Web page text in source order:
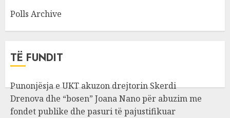
Polls Archive
TË FUNDIT
Punonjësja e UKT akuzon drejtorin Skerdi
Drenova dhe “bosen” Joana Nano për abuzim me
fondet publike dhe pasuri të pajustifikuar